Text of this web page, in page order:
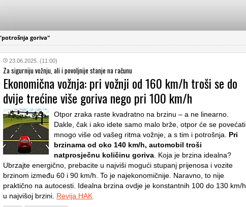
goriva"
23.06.2025. (11:00)
Za sigurniju vožnju, ali i povoljnije stanje na računu
Ekonomična vožnja: pri vožnji od 160 km/h troši se do
dvije trećine više goriva nego pri 100 km/h
Otpor zraka raste kvadratno na brzinu – a ne linearno.
Dakle, čak i ako idete samo malo brže, otpor će se povećati
mnogo više od vašeg ritma vožnje, a s tim i potrošnja. Pri
brzinama od oko 140 km/h, automobil troši
natprosječnu količinu goriva . Koja je brzina idealna?
Ubrzajte energično, prebacite u najviši mogući stupanj prijenosa i vozite
brzinom između 60 i 90 km/h. To je najekonomičnije. Naravno, to nije
praktično na autocesti. Idealna brzina ovdje je konstantnih 100 do 130 km/h
u najvišoj brzini. Revija HAK